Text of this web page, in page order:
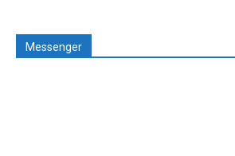
Messenger